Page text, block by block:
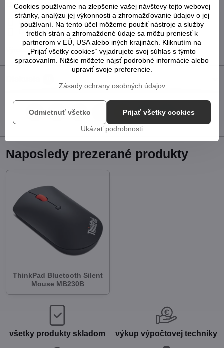
10 €bez DPH
Pridať k Obľúbeným Otázka k produktu
Strážny pes
Doručenia
Výrobca:Lenovo
FacebookTwitterBluesky PinterestReddit LinkedInWhatsApp
E-
Naposledy prezerané produkty
ThinkPad Bluetooth Silent
Mouse MB230B
všetky produkty skladom výkup výpočtovej techniky
Cookies používame na zlepšenie vašej návštevy tejto webovej
stránky, analýzu jej výkonnosti a zhromažďovanie údajov o jej
používaní. Na tento účel môžeme použiť nástroje a služby
tretích strán a zhromaždené údaje sa môžu preniesť k
partnerom v EÚ, USA alebo iných krajinách. Kliknutím na
„Prijať všetky cookies“ vyjadrujete svoj súhlas s týmto
spracovaním. Nižšie môžete nájsť podrobné informácie alebo
upraviť svoje preferencie.
Zásady ochrany osobných údajov
Ukázať podrobnosti
Prijať všetky cookies
Odmietnuť všetko